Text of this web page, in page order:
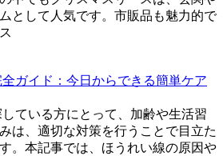
として人気です。市販品も魅力的で
ガイド：今日からできる簡単ケア
ている方にとって、加齢や生活習
は、適切な対策を行うことで目立た
。本記事では、ほうれい線の原因や